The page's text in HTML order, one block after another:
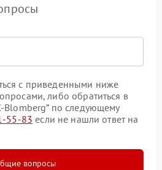
с приведенными ниже
либо обратиться в
Blomberg” по следующему
55-83 если не нашли ответ на
вопросы